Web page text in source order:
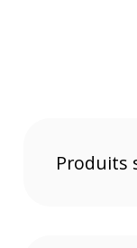
(1) Offre valable
d'achat, sur la base
Produits